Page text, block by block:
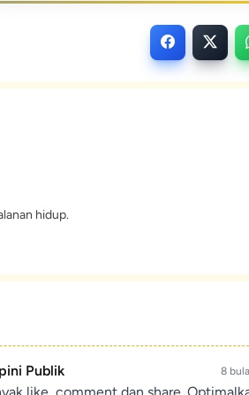
hidup.
Publik 8